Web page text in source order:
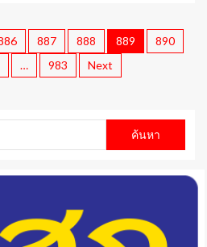
887 888 889
890
… 983 Next